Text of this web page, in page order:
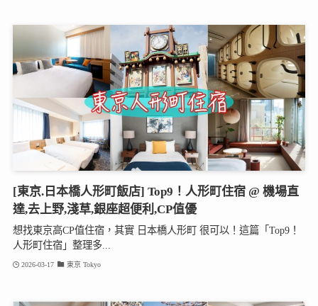
[東京.日本橋人形町飯店] Top9！人形町住宿 @ 機場直
達,去上野,淺草,銀座超便利,CP值優
想找東京高CP值住宿，其實 日本橋人形町 很可以！這篇「Top9！
人形町住宿」整理多...
2026-03-17 東京 Tokyo